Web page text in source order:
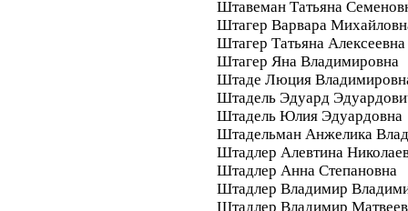
Штавеман Татьяна
Штагер Варвара
Штагер Татьяна Алексеевна
Штагер Яна Владимировна
Штаде Люция
Штадель Эдуард
Штадель Юлия Эдуардовна
Штадельман Анжелика
Штадлер Алевтина
Штадлер Анна Степановна
Штадлер Владимир
Штадлер Владимир